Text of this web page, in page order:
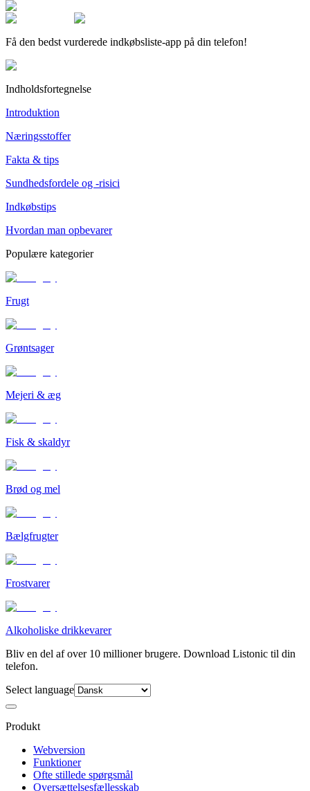
Få den bedst vurderede indkøbsliste-app på din telefon!
Indholdsfortegnelse
Introduktion
Næringsstoffer
Fakta & tips
Sundhedsfordele og -risici
Indkøbstips
Hvordan man opbevarer
Populære kategorier
Frugt
Grøntsager
Mejeri & æg
Fisk & skaldyr
Brød og mel
Bælgfrugter
Frostvarer
Alkoholiske drikkevarer
Bliv en del af over 10 millioner brugere. Download Listonic til din
telefon.
Select language
Produkt
Webversion
Funktioner
Ofte stillede spørgsmål
Oversættelsesfællesskab